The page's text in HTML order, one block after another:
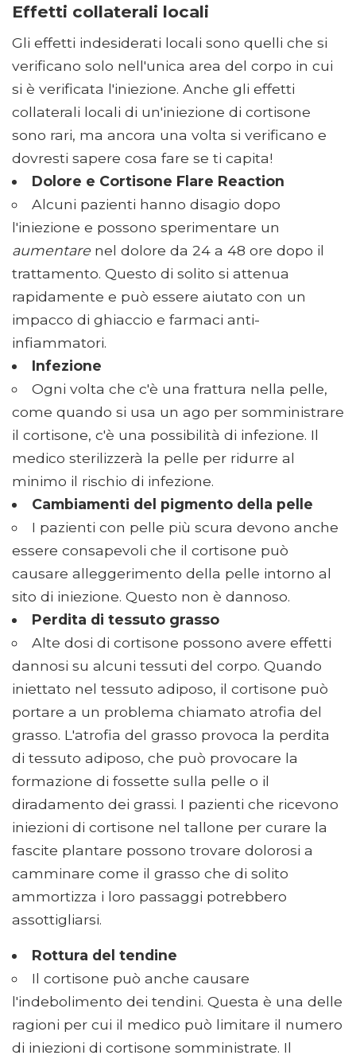
Effetti collaterali locali
Gli effetti indesiderati locali sono quelli che si
verificano solo nell'unica area del corpo in cui
si è verificata l'iniezione. Anche gli effetti
collaterali locali di un'iniezione di cortisone
sono rari, ma ancora una volta si verificano e
dovresti sapere cosa fare se ti capita!
Dolore e Cortisone Flare Reaction
Alcuni pazienti hanno disagio dopo
l'iniezione e possono sperimentare un
aumentare nel dolore da 24 a 48 ore dopo il
trattamento. Questo di solito si attenua
rapidamente e può essere aiutato con un
impacco di ghiaccio e farmaci anti-
infiammatori.
Infezione
Ogni volta che c'è una frattura nella pelle,
come quando si usa un ago per somministrare
il cortisone, c'è una possibilità di infezione. Il
medico sterilizzerà la pelle per ridurre al
minimo il rischio di infezione.
Cambiamenti del pigmento della pelle
I pazienti con pelle più scura devono anche
essere consapevoli che il cortisone può
causare alleggerimento della pelle intorno al
sito di iniezione. Questo non è dannoso.
Perdita di tessuto grasso
Alte dosi di cortisone possono avere effetti
dannosi su alcuni tessuti del corpo. Quando
iniettato nel tessuto adiposo, il cortisone può
portare a un problema chiamato atrofia del
grasso. L'atrofia del grasso provoca la perdita
di tessuto adiposo, che può provocare la
formazione di fossette sulla pelle o il
diradamento dei grassi. I pazienti che ricevono
iniezioni di cortisone nel tallone per curare la
fascite plantare possono trovare dolorosi a
camminare come il grasso che di solito
ammortizza i loro passaggi potrebbero
assottigliarsi.
Rottura del tendine
Il cortisone può anche causare
l'indebolimento dei tendini. Questa è una delle
ragioni per cui il medico può limitare il numero
di iniezioni di cortisone somministrate. Il